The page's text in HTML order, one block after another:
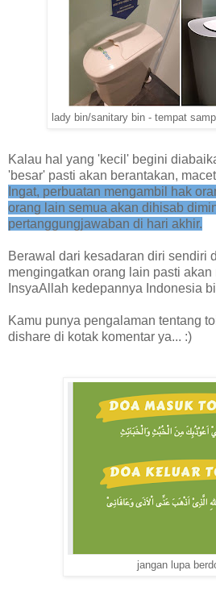
lady bin/sanitary bin - tempat
Kalau hal yang 'kecil' begini
'besar' pasti akan berantakan,
Ingat, perbuatan mengambil hak
orang lain semua akan dihisab
pertanggungjawaban di hari akhir.
Berawal dari kesadaran diri sendiri
mengingatkan orang lain pasti
InsyaAllah kedepannya Indonesia
Kamu punya pengalaman tentang
dishare di kotak komentar ya... :)
jangan lupa